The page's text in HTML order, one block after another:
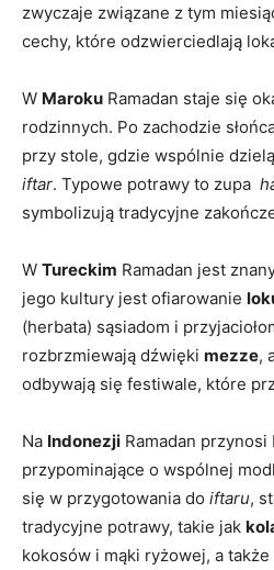
zwyczaje związane z tym
cechy, które odzwierciedlają
W Maroku Ramadan staje się
rodzinnych. Po zachodzie
przy stole, gdzie wspólnie
iftar. Typowe potrawy to zupa ⁢
symbolizują tradycyjne
W Tureckim Ramadan jest
jego kultury jest ofiarowanie
(herbata) sąsiadom i
rozbrzmiewają dźwięki mezze,
odbywają się festiwale, które
Na Indonezji Ramadan
przypominające o wspólnej
się w przygotowania ⁣do iftaru,
tradycyjne potrawy, takie jak
kokosów i mąki ryżowej, a